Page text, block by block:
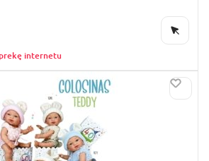
internetu